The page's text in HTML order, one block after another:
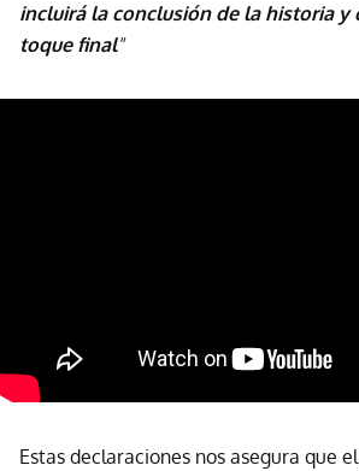
incluirá la conclusión de la historia y
toque final"
Estas declaraciones nos asegura que